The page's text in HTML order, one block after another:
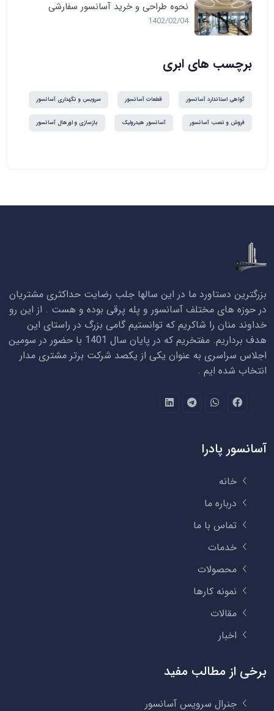
نحوه طراحی و خرید آسانسور سفارشی
1402/02/04
برچسب های ابری
گواهی استاندارد آسانسور قطعات آسانسور سرویس و نگهداری آسانسور
فروش و نصب آسانسور آسانسور هیدرولیک بازسازی و اورهال آسانسور
بزرگترین دستاورد ما در این سالها جلب رضایت حداکثری مشتریان
در حوزه های مختلف آسانسور و پله پرقی بوده و هست . از این رو
خداوند منان را شاکریم که توانستیم گامی بزرگ در راستای این
هدف برداریم. مفتخریم که در پایان سال 1401 با حضور در سومین
اجلاس سراسری به عنوان یکی از یکصد شرکت برتر مشتری مدار
انتخاب شده ایم .
آسانسور پادرا
خانه
درباره ما
تماس با ما
خدمات
محصولات
نمونه کارها
مقالات
اخبار
برخی از مطالب مفید
جنرال سرویس آسانسور